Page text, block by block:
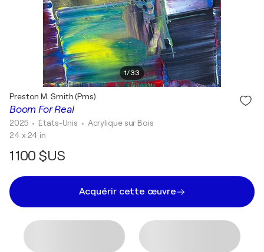
1/33
Boom For Real
Preston M. Smith (Pms)
2025 • États-Unis • Acrylique sur Bois
24 x 24 in
1 100 $US
Acquérir cette œuvre